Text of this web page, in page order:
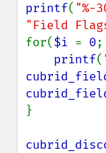
printf( "%-
"Field
for($i = 0;
printf(
}